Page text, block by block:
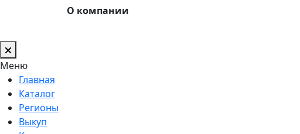
О компании
Меню
Главная
Каталог
Регионы
Выкуп